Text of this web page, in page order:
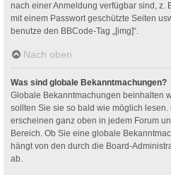
nach einer Anmeldung verfügbar sind, z.
mit einem Passwort geschützte Seiten
benutze den BBCode-Tag „[img]“.
Nach oben
Was sind globale Bekanntmachungen?
Globale Bekanntmachungen beinhalten
sollten Sie sie so bald wie möglich
erscheinen ganz oben in jedem Forum
Bereich. Ob Sie eine globale
hängt von den durch die Board-
ab.